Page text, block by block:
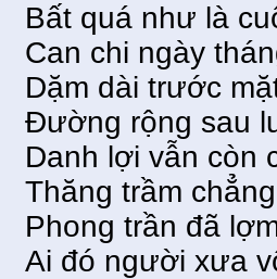
Bất quá như là
Can chi ngày
Dặm dài trước
Ðường rộng sau
Danh lợi vẫn còn
Thăng trầm
Phong trần đã
Ai đó người xưa